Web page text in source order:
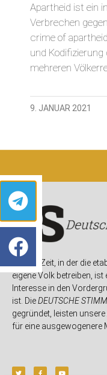
Apartheid ist ein
Verbrechen
crime of
und
mehreren
9. JANUAR 2021
In einer Zeit, in der die
eigene Volk betreiben,
Interesse in den
ist. DieDEUTSCHE
gegründet, leisten
für eine ausgewogenere